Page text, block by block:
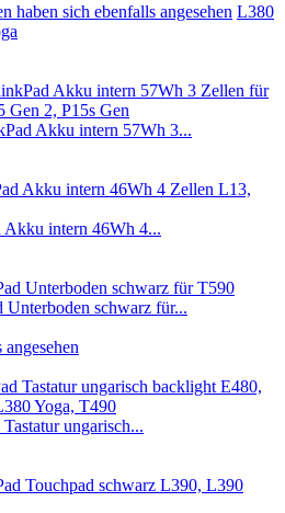
haben sich ebenfalls angesehen L380
Akku intern 57Wh 3...
intern 46Wh 4...
schwarz für...
ungarisch...